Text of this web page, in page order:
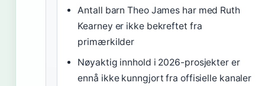
Antall barn Theo James har med Ruth
Kearney er ikke bekreftet fra
primærkilder
Nøyaktig innhold i 2026-prosjekter er
ennå ikke kunngjort fra offisielle kanaler